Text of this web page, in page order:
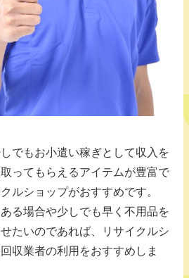
でもお小遣い稼ぎとして収入を
ってもらえるアイテムが豊富で
ルショップがおすすめです。
る場合や少しでも早く不用品を
たいのであれば、リサイクルシ
収業者の利用をおすすめしま